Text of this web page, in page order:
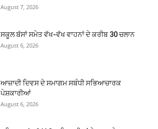
August 7, 2026
ਸਕੂਲ ਬੱਸਾਂ ਸਮੇਤ ਵੱਖ-ਵੱਖ ਵਾਹਨਾਂ ਦੇ ਕਰੀਬ 30 ਚਲਾਨ
August 6, 2026
ਆਜ਼ਾਦੀ ਦਿਵਸ ਦੇ ਸਮਾਗਮ ਸਬੰਧੀ ਸਭਿਆਚਾਰਕ
ਪੇਸ਼ਕਾਰੀਆਂ
August 6, 2026